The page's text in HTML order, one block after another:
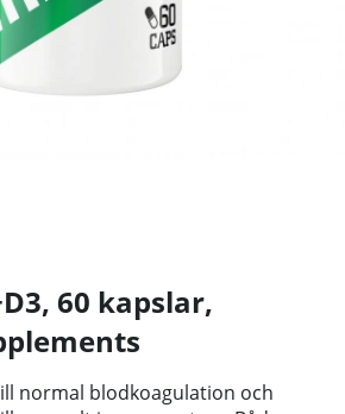
60 kapslar,
normal blodkoagulation och